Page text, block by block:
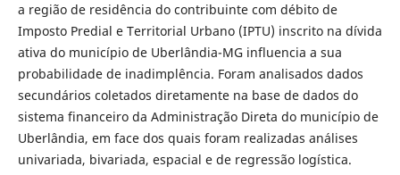
a região de residência do contribuinte com débito de
Imposto Predial e Territorial Urbano (IPTU) inscrito na dívida
ativa do município de Uberlândia-MG influencia a sua
probabilidade de inadimplência. Foram analisados dados
secundários coletados diretamente na base de dados do
sistema financeiro da Administração Direta do município de
Uberlândia, em face dos quais foram realizadas análises
univariada, bivariada, espacial e de regressão logística.